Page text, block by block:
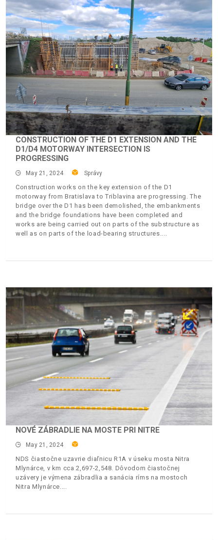
CONSTRUCTION OF THE D1 EXTENSION AND THE
D1/D4 MOTORWAY INTERSECTION IS
PROGRESSING
May 21, 2024 Správy
Construction works on the key extension of the D1
motorway from Bratislava to Triblavina are progressing. The
bridge over the D1 has been demolished, the embankments
and the bridge foundations have been completed and
works are being carried out on parts of the substructure as
well as on parts of the load-bearing structures.
NOVÉ ZÁBRADLIE NA MOSTE PRI NITRE
May 21, 2024
NDS čiastočne uzavrie diaľnicu R1A v úseku mosta Nitra
Mlynárce, v km cca 2,697-2,548. Dôvodom čiastočnej
uzávery je výmena zábradlia a sanácia ríms na mostoch
Nitra Mlynárce.